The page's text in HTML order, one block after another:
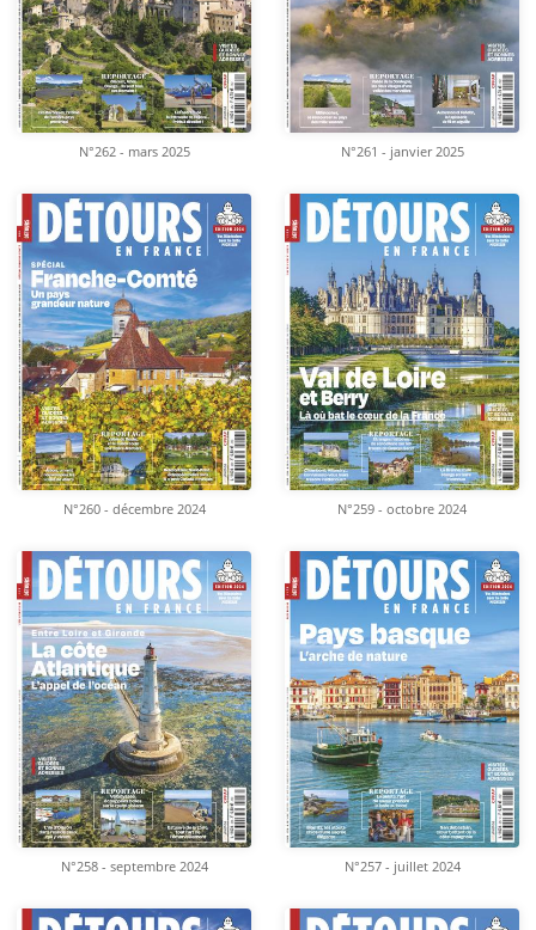
N°262 - mars 2025 N°261 - janvier 2025
N°260 - décembre 2024 N°259 - octobre 2024
N°258 - septembre 2024 N°257 - juillet 2024